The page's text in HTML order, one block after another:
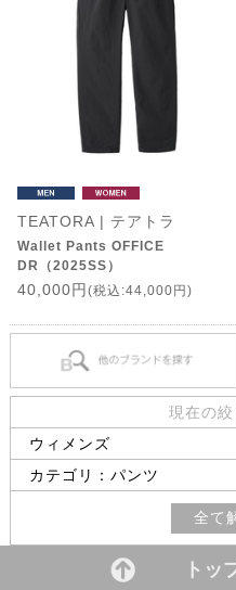
TEATORA | テアトラ
Wallet Pants OFFICE
DR（2025SS）
40,000円 (税込:44,000円)
現在の
ウィメンズ
カテゴリ：パンツ
全て
トッ